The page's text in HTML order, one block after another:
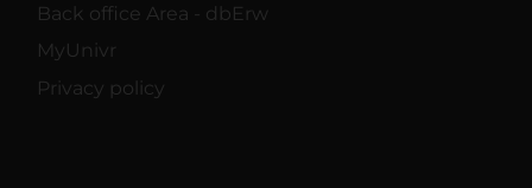
Back office Area - dbErw
MyUnivr
Privacy policy